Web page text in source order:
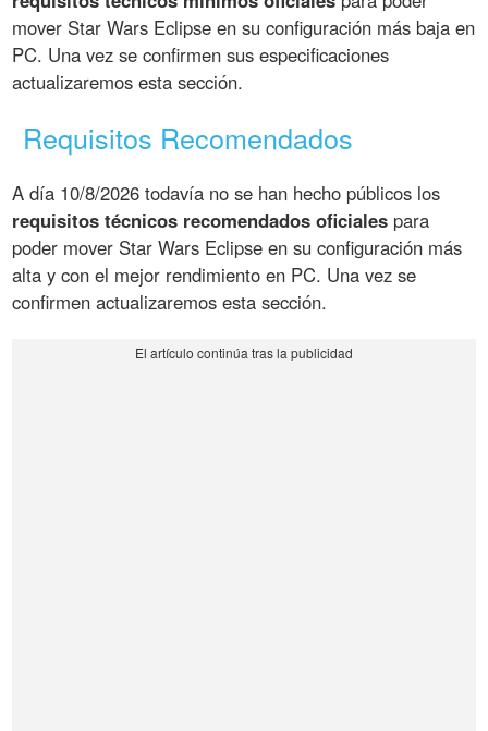
mover Star Wars Eclipse en su configuración más baja en
PC. Una vez se confirmen sus especificaciones
actualizaremos esta sección.
Requisitos Recomendados
A día 10/8/2026 todavía no se han hecho públicos los
requisitos técnicos recomendados oficiales para
poder mover Star Wars Eclipse en su configuración más
alta y con el mejor rendimiento en PC. Una vez se
confirmen actualizaremos esta sección.